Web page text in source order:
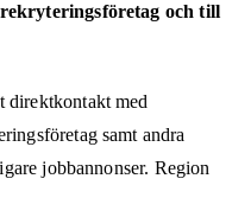
och till
direktkontakt med
samt andra
jobbannonser. Region